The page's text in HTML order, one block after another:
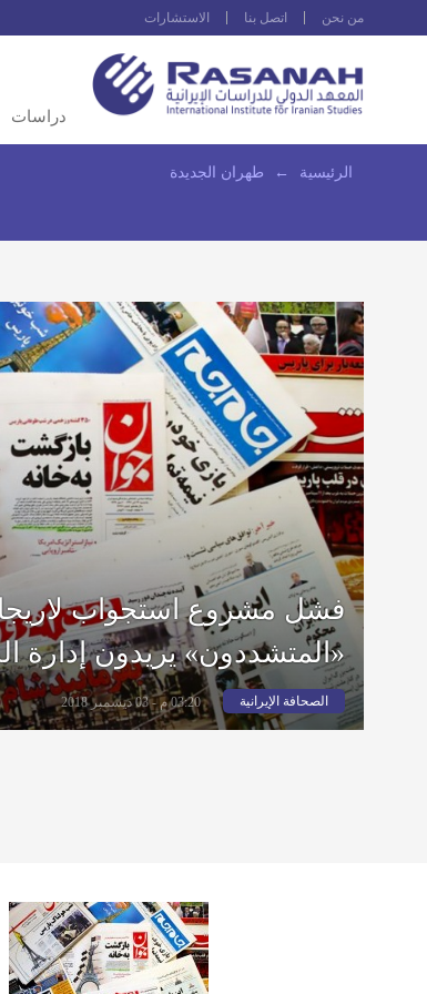
من نحن اتصل بنا الاستشارات
دراسات
الرئيسية ← طهران الجديدة
فشل مشروع استجواب
«المتشددون» يريدون إدارة
الصحافة الإيرانية 03:20 م - 03 ديسمبر 2018